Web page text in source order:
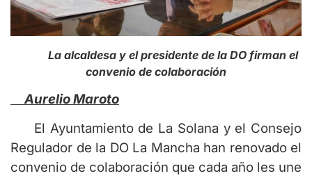
La alcaldesa y el presidente de la DO firman el
convenio de colaboración
Aurelio Maroto
El Ayuntamiento de La Solana y el Consejo
Regulador de la DO La Mancha han renovado el
convenio de colaboración que cada año les une